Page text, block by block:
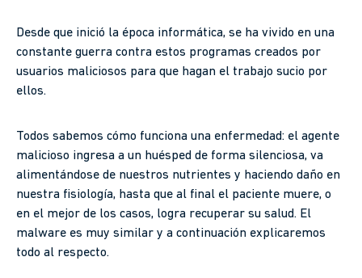
Desde que inició la época informática, se ha vivido en una
constante guerra contra estos programas creados por
usuarios maliciosos para que hagan el trabajo sucio por
ellos.
Todos sabemos cómo funciona una enfermedad: el agente
malicioso ingresa a un huésped de forma silenciosa, va
alimentándose de nuestros nutrientes y haciendo daño en
nuestra fisiología, hasta que al final el paciente muere, o
en el mejor de los casos, logra recuperar su salud. El
malware es muy similar y a continuación explicaremos
todo al respecto.